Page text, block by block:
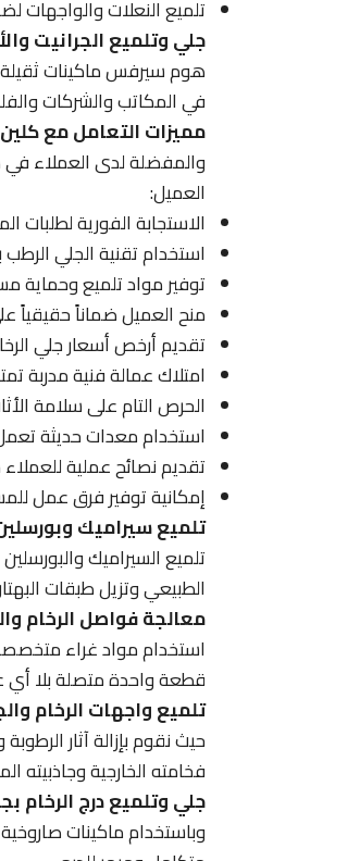
تلميع النعلات والواجهات
جلي وتلميع الجرانيت
هوم سيرفس ماكينات
في المكاتب والشركات
مميزات التعامل مع
والمفضلة لدى العملاء
العميل:
الاستجابة الفورية لطلبات
استخدام تقنية الجلي الرطب
توفير مواد تلميع وحماية
منح العميل ضماناً حقيقياً
تقديم أرخص أسعار جلي
امتلاك عمالة فنية مدربة
الحرص التام على سلامة
استخدام معدات حديثة
تقديم نصائح عملية
إمكانية توفير فرق عمل
تلميع سيراميك
تلميع السيراميك
الطبيعي وتزيل طبقات
معالجة فواصل الرخام
استخدام مواد غراء
قطعة واحدة متصلة بلا
تلميع واجهات الرخام
حيث نقوم بإزالة آثار
فخامته الخارجية وجاذبيته
جلي وتلميع درج الرخام
وباستخدام ماكينات